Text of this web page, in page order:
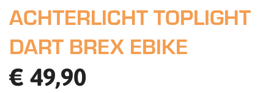
ACHTERLICHT TOPLIGHT
DART BREX EBIKE
€ 49,90